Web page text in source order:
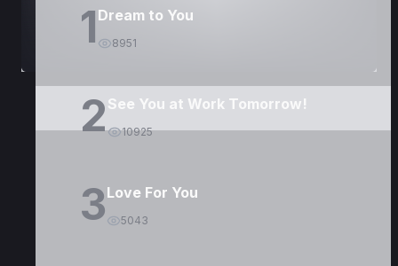
1 Dream to You
8951
2See You at Work Tomorrow!
10925
3Love For You
5043